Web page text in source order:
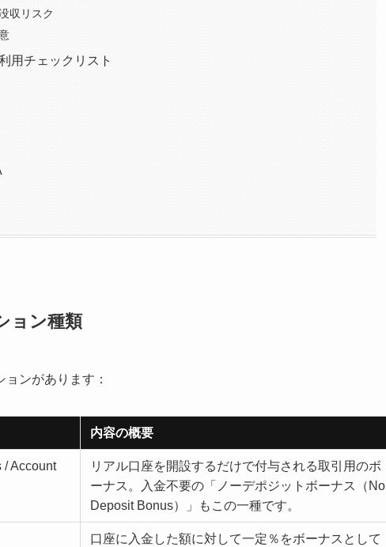
収リスク
用チェックリスト
ョン種類
ンがあります：
内容の概要
/ Account
リアル口座を開設するだけで付与される取引用のボ
ーナス。入金不要の「ノーデポジットボーナス（No
Deposit Bonus）」もこの一種です。
口座に入金した額に対して一定％をボーナスとして